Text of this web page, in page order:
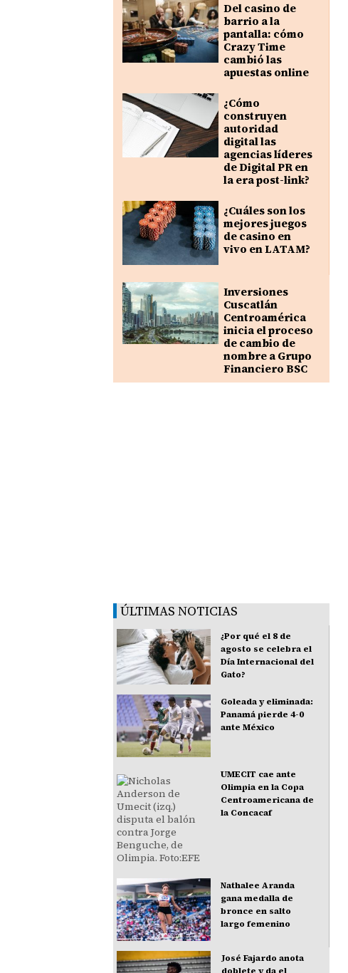
Del casino de
barrio a la
pantalla: cómo
Crazy Time
cambió las
apuestas online
¿Cómo
construyen
autoridad
digital las
agencias líderes
de Digital PR en
la era post-link?
¿Cuáles son los
mejores juegos
de casino en
vivo en LATAM?
Inversiones
Cuscatlán
Centroamérica
inicia el proceso
de cambio de
nombre a Grupo
Financiero BSC
ÚLTIMAS NOTICIAS
¿Por qué el 8 de
agosto se celebra el
Día Internacional del
Gato?
Goleada y eliminada:
Panamá pierde 4-0
ante México
UMECIT cae ante
Olimpia en la Copa
Centroamericana de
la Concacaf
Nathalee Aranda
gana medalla de
bronce en salto
largo femenino
José Fajardo anota
doblete y da el